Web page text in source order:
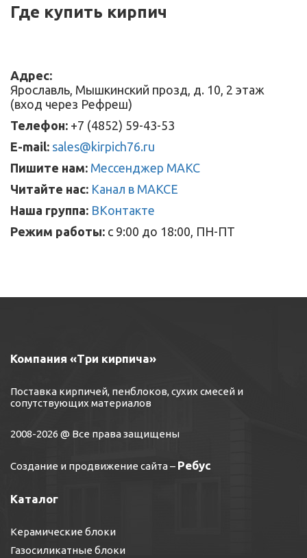
Где купить кирпич
Адрес:
Ярославль, Мышкинский прозд, д. 10, 2 этаж
(вход через Рефреш)
Телефон: +7 (4852) 59-43-53
E-mail: sales@kirpich76.ru
Пишите нам: Мессенджер МАКС
Читайте нас: Канал в МАКСЕ
Наша группа: ВКонтакте
Режим работы: с 9:00 до 18:00, ПН-ПТ
Компания «Три кирпича»
Поставка кирпичей, пенблоков, сухих смесей и
сопутствующих материалов
2008-2026 @ Все права защищены
Создание и продвижение сайта– Ребус
Каталог
Керамические блоки
Газосиликатные блоки